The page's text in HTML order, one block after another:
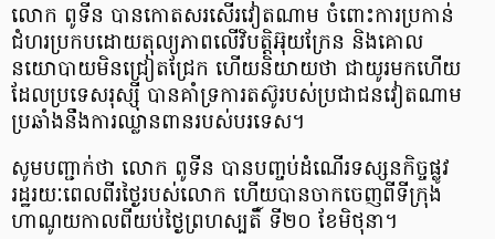
លោក ពូទីន បានកោតសរសើរវៀតណាម ចំពោះការប្រកាន់
ជំហរប្រកបដោយតុល្យភាពលើវិបត្តិអ៊ុយក្រែន និងគោល
នយោបាយមិនជ្រៀតជ្រែក ហើយនិយាយថា ជាយូរមកហើយ
ដែលប្រទេសរុស្ស៊ី បានគាំទ្រការតស៊ូរបស់ប្រជាជនវៀតណាម
ប្រឆាំងនឹងការឈ្លានពានរបស់បរទេស។
សូមបញ្ជាក់ថា លោក ពូទីន បានបញ្ចប់ដំណើរទស្សនកិច្ចផ្លូវ
រដ្ឋរយៈពេលពីរថ្ងៃរបស់លោក ហើយបានចាកចេញពីទីក្រុង
ហាណូយកាលពីយប់ថ្ងៃព្រហស្បតិ៍ ទី២០ ខែមិថុនា។